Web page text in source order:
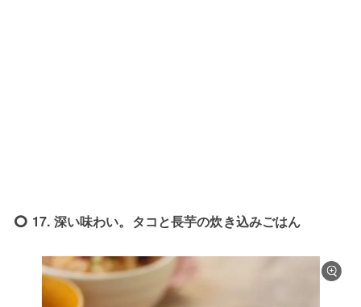
17. 深い味わい。タコと長芋の炊き込みごはん